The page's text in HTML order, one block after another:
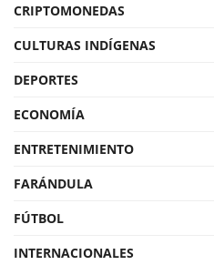
CRIPTOMONEDAS
CULTURAS INDÍGENAS
DEPORTES
ECONOMÍA
ENTRETENIMIENTO
FARÁNDULA
FÚTBOL
INTERNACIONALES